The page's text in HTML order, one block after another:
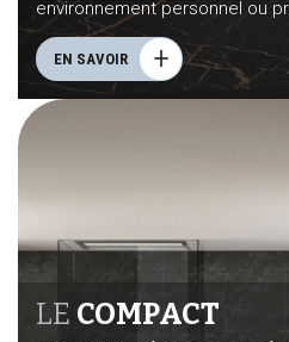
environnement personnel ou
EN SAVOIR
LE COMPACT